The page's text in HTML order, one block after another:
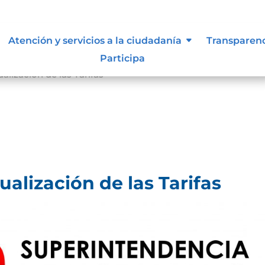
Atención y servicios a la ciudadanía
Participa
de las Tarifas
de las Tarifas